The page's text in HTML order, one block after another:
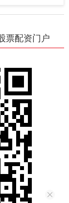
票配资门户